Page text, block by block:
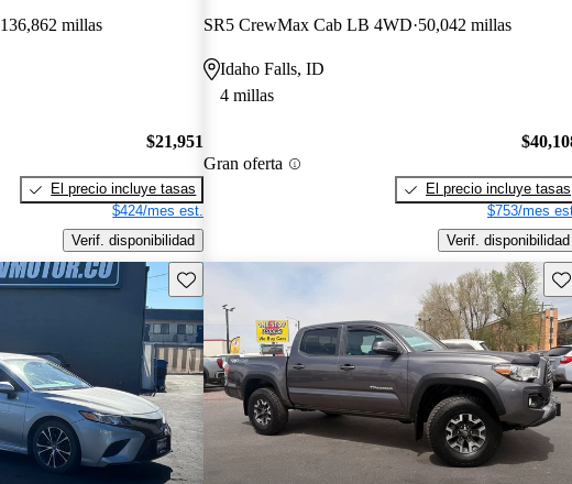
136,862 millas
$21,951
El precio incluye tasas
$424/mes est.
Verif. disponibilidad
SR5 CrewMax Cab LB 4WD 50,042 millas
Idaho Falls, ID
4 millas
Gran oferta
El precio incluye tasas
$753/mes
Verif. disponibilidad
Guarda este Aviso